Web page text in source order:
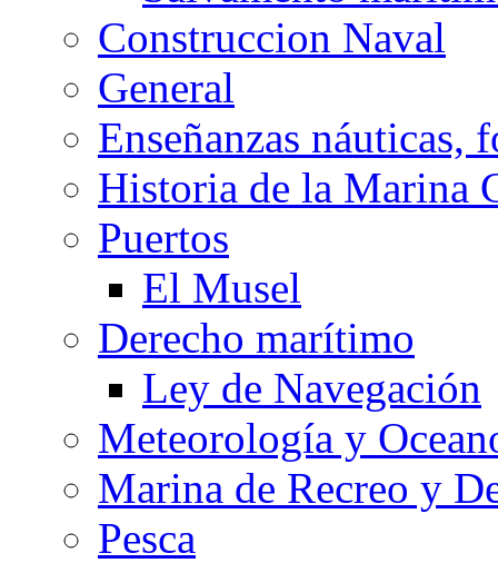
Construccion Naval
General
Enseñanzas náuticas,
Historia de la Marina
Puertos
El Musel
Derecho marítimo
Ley de Navegación
Meteorología y
Marina de Recreo y
Pesca